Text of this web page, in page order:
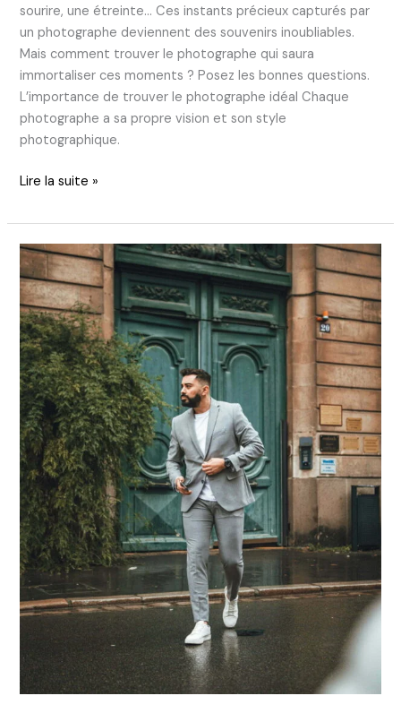
sourire, une étreinte… Ces instants précieux capturés par
un photographe deviennent des souvenirs inoubliables.
Mais comment trouver le photographe qui saura
immortaliser ces moments ? Posez les bonnes questions.
L’importance de trouver le photographe idéal Chaque
photographe a sa propre vision et son style
photographique.
Lire la suite »
10
conseils
pour
trouver
le
photographe
parfait